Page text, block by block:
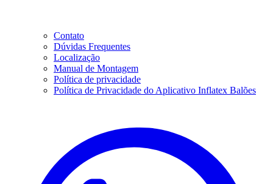
Contato
Dúvidas Frequentes
Localização
Manual de Montagem
Política de privacidade
Política de Privacidade do Aplicativo Inflatex Balões